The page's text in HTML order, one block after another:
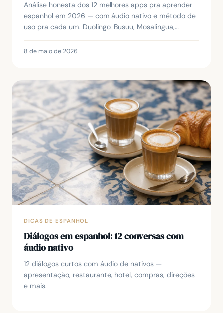
Análise honesta dos 12 melhores apps pra aprender
espanhol em 2026 — com áudio nativo e método de
uso pra cada um. Duolingo, Busuu, Mosalingua,
8 de maio de 2026
DICAS DE ESPANHOL
Diálogos em espanhol: 12 conversas com
áudio nativo
12 diálogos curtos com áudio de nativos —
apresentação, restaurante, hotel, compras, direções
e mais.